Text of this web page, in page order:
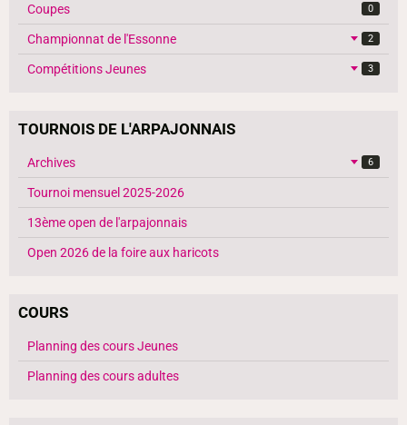
Coupes 0
Championnat de l'Essonne 2
Compétitions Jeunes 3
TOURNOIS DE L'ARPAJONNAIS
Archives 6
Tournoi mensuel 2025-2026
13ème open de l'arpajonnais
Open 2026 de la foire aux haricots
COURS
Planning des cours Jeunes
Planning des cours adultes